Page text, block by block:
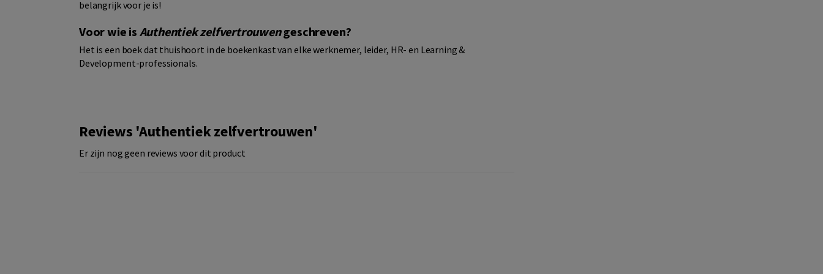
belangrijk voor je is!
Voor wie is Authentiek zelfvertrouwengeschreven?
Het is een boek dat thuishoort in de boekenkast van elke werknemer, leider, HR- en Learning &
Development-professionals.
Reviews 'Authentiek zelfvertrouwen'
Er zijn nog geen reviews voor dit product